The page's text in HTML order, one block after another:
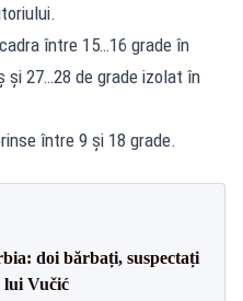
între 15…16 grade în
și 27…28 de grade izolat în
între 9 și 18 grade.
doi bărbați, suspectați
lui Vučić